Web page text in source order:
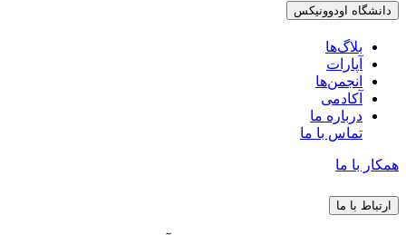
دانشگاه اودوونیکس
بلاگ‌ها
آپارات
انجمن‌ها
آکادمی
درباره ما
تماس با ما
همکار با ما
ارتباط با ما